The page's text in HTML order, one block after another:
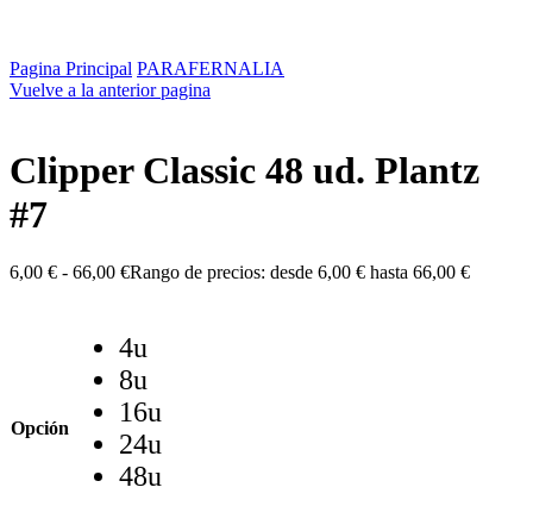
Pagina Principal PARAFERNALIA
Vuelve a la anterior pagina
Clipper Classic 48 ud. Plantz
#7
6,00 € - 66,00 €Rango de precios: desde 6,00 € hasta 66,00 €
Opción
4u
8u
16u
24u
48u